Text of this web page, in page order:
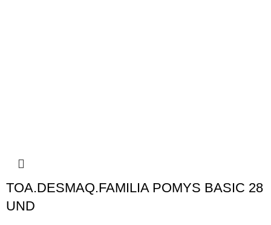
TOA.DESMAQ.FAMILIA POMYS BASIC 28
UND